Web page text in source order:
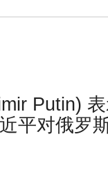
Putin) 表
平对俄罗